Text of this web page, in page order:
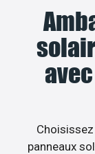
panneaux